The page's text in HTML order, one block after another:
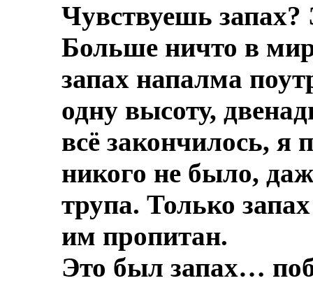
Чувствуешь
Больше ничто в
запах напалма
одну высоту,
всё закончилось, я
никого не было,
трупа. Только
им пропитан.
Это был запах…